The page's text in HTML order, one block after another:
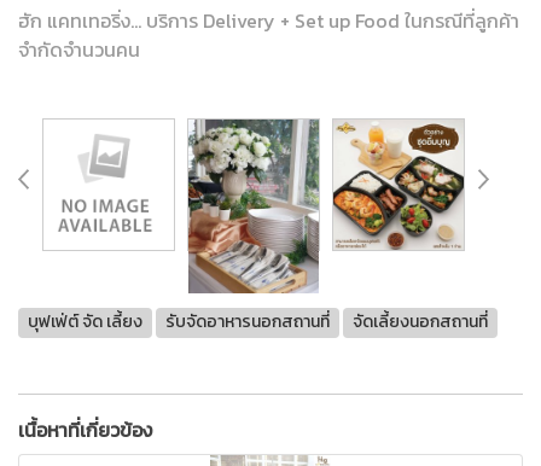
ฮัก แคทเทอริ่ง... บริการ Delivery + Set up Food ในกรณีที่ลูกค้า
จำกัดจำนวนคน
บุฟเฟ่ต์ จัด เลี้ยง รับจัดอาหารนอกสถานที่ จัดเลี้ยงนอกสถานที่
เนื้อหาที่เกี่ยวข้อง